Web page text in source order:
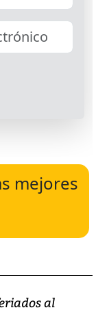
mejores
al